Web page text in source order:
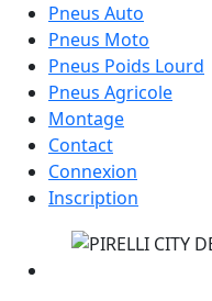
Pneus Auto
Pneus Moto
Pneus Poids Lourd
Pneus Agricole
Montage
Contact
Connexion
Inscription